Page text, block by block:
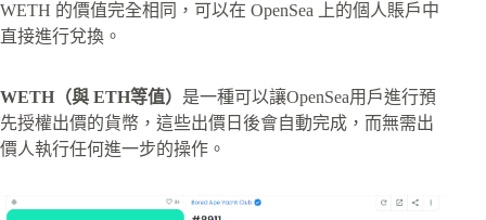
WETH 的價值完全相同，可以在 OpenSea 上的個人賬戶中
直接進行兌換。
WETH（與 ETH等值） 是一種可以讓OpenSea用戶進行預
先授權出價的貨幣，這些出價日後會自動完成，而無需出
價人執行任何進一步的操作。